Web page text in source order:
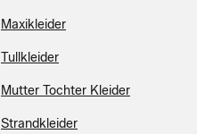
Maxikleider
Tullkleider
Mutter Tochter Kleider
Strandkleider